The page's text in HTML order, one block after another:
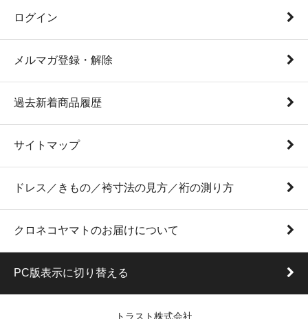
ログイン
メルマガ登録・解除
過去新着商品履歴
サイトマップ
ドレス／きもの／袴寸法の見方／裄の測り方
クロネコヤマトのお届けについて
PC版表示に切り替える
トラスト株式会社